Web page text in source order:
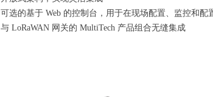
可选的基于 Web 的控制台，用于在现场配置、监控和配
与 LoRaWAN 网关的 MultiTech 产品组合无缝集成